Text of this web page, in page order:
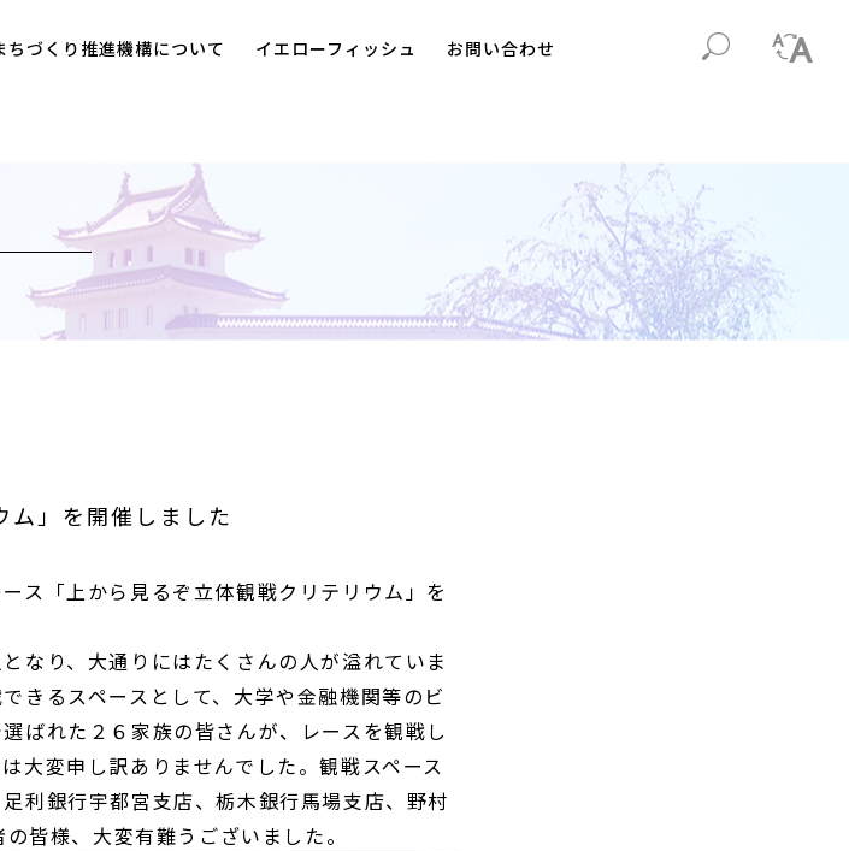
ちづくり推進機構について イエローフィッシュ お問い合わせ
ム」を開催しました
ス「上から見るぞ立体観戦クリテリウム」を
なり、大通りにはたくさんの人が溢れていま
きるスペースとして、大学や金融機関等のビ
ばれた２６家族の皆さんが、レースを観戦し
大変申し訳ありませんでした。観戦スペース
利銀行宇都宮支店、栃木銀行馬場支店、野村
皆様、大変有難うございました。